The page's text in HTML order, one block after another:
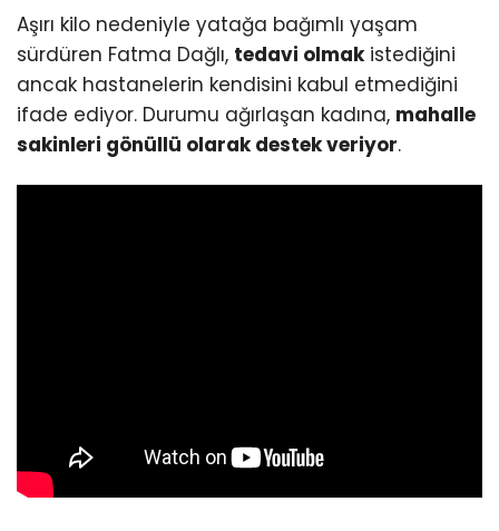
Aşırı kilo nedeniyle yatağa bağımlı yaşam
sürdüren Fatma Dağlı, tedavi olmakistediğini
ancak hastanelerin kendisini kabul etmediğini
ifade ediyor. Durumu ağırlaşan kadına, mahalle
sakinleri gönüllü olarak destek veriyor.